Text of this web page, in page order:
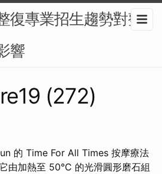
復專業招生趨勢對整
響
(272)
的 Time For All Times 按摩療法
由加熱至 50°C 的光滑圓形磨石組